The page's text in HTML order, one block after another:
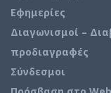
Εφημερίες
Διαγωνισμοί –
προδιαγραφές
Σύνδεσμοι